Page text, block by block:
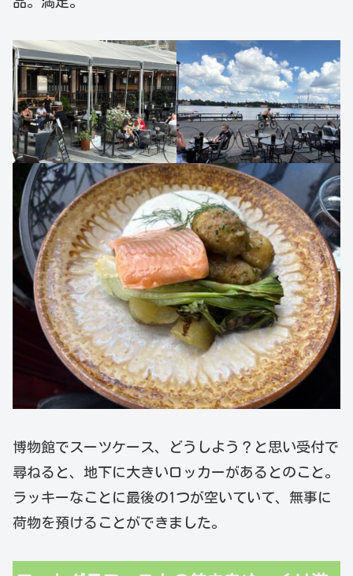
博物館でスーツケース、どうしよう？と思い受付で
尋ねると、地下に大きいロッカーがあるとのこと。
ラッキーなことに最後の1つが空いていて、無事に
荷物を預けることができました。